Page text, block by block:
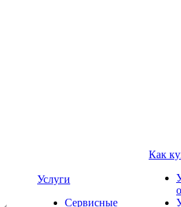
Услуги
Сервисные
Как